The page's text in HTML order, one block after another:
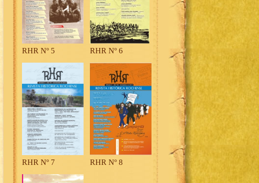
RHR Nº 5 RHR Nº 6
RHR Nº 7 RHR Nº 8